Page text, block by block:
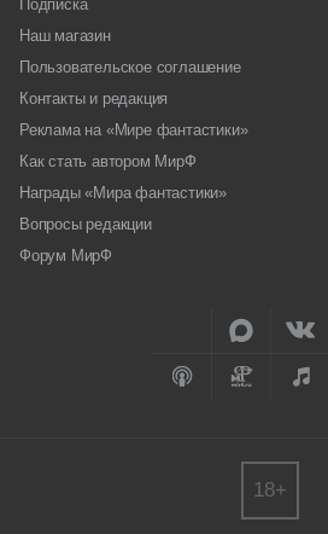
Подписка
Наш магазин
Пользовательское соглашение
Контакты и редакция
Реклама на «Мире фантастики»
Как стать автором МирФ
Награды «Мира фантастики»
Вопросы редакции
Форум МирФ
18+